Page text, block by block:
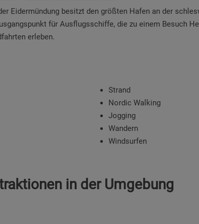
Eidermündung besitzt den größten Hafen an der
für Ausflugsschiffe, die zu einem Besuch
erleben.
Strand
Nordic Walking
Jogging
Wandern
Windsurfen
in der Umgebung